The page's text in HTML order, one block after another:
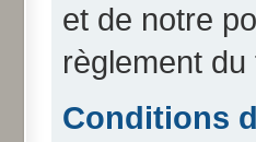
et de notre
règlement du
Conditions